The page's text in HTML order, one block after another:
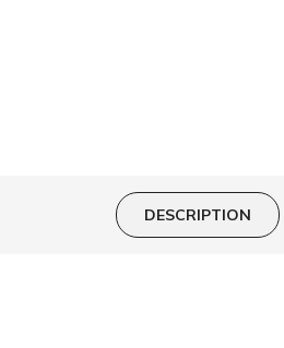
DESCRIPTION